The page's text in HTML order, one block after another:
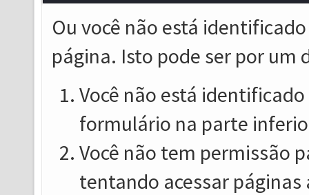
Ou você não está
página. Isto pode ser por um
Você não está
formulário na parte
Você não tem permissão
tentando acessar